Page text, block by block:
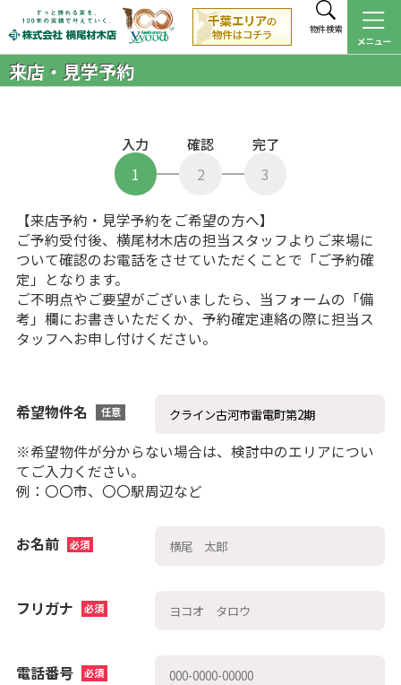
物件検索
来店・見学予約
1
入力
2
確認
3
完了
【来店予約・見学予約をご希望の方へ】
ご予約受付後、横尾材木店の担当スタッフよりご来場に
ついて確認のお電話をさせていただくことで「ご予約確
定」となります。
ご不明点やご要望がございましたら、当フォームの「備
考」欄にお書きいただくか、予約確定連絡の際に担当ス
タッフへお申し付けください。
希望物件名 任意
※希望物件が分からない場合は、検討中のエリアについ
てご入力ください。
例：〇〇市、〇〇駅周辺など
お名前 必須
フリガナ 必須
電話番号 必須